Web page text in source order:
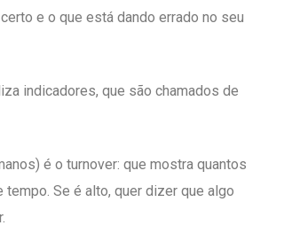
e o que está dando errado no seu
indicadores, que são chamados de
é o turnover: que mostra quantos
Se é alto, quer dizer que algo